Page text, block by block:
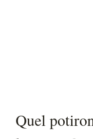
Quel